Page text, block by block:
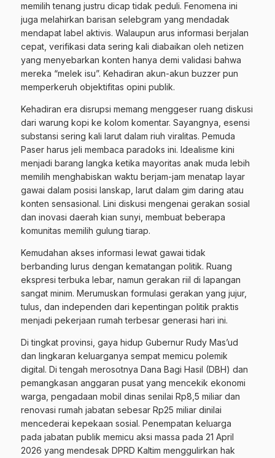
memilih tenang justru dicap tidak peduli. Fenomena ini
juga melahirkan barisan selebgram yang mendadak
mendapat label aktivis. Walaupun arus informasi berjalan
cepat, verifikasi data sering kali diabaikan oleh netizen
yang menyebarkan konten hanya demi validasi bahwa
mereka “melek isu”. Kehadiran akun-akun buzzer pun
memperkeruh objektifitas opini publik.
Kehadiran era disrupsi memang menggeser ruang diskusi
dari warung kopi ke kolom komentar. Sayangnya, esensi
substansi sering kali larut dalam riuh viralitas. Pemuda
Paser harus jeli membaca paradoks ini. Idealisme kini
menjadi barang langka ketika mayoritas anak muda lebih
memilih menghabiskan waktu berjam-jam menatap layar
gawai dalam posisi lanskap, larut dalam gim daring atau
konten sensasional. Lini diskusi mengenai gerakan sosial
dan inovasi daerah kian sunyi, membuat beberapa
komunitas memilih gulung tiarap.
Kemudahan akses informasi lewat gawai tidak
berbanding lurus dengan kematangan politik. Ruang
ekspresi terbuka lebar, namun gerakan riil di lapangan
sangat minim. Merumuskan formulasi gerakan yang jujur,
tulus, dan independen dari kepentingan politik praktis
menjadi pekerjaan rumah terbesar generasi hari ini.
Di tingkat provinsi, gaya hidup Gubernur Rudy Mas’ud
dan lingkaran keluarganya sempat memicu polemik
digital. Di tengah merosotnya Dana Bagi Hasil (DBH) dan
pemangkasan anggaran pusat yang mencekik ekonomi
warga, pengadaan mobil dinas senilai Rp8,5 miIiar dan
renovasi rumah jabatan sebesar Rp25 miIiar dinilai
mencederai kepekaan sosial. Penempatan keluarga
pada jabatan publik memicu aksi massa pada 21 April
2026 yang mendesak DPRD Kaltim menggulirkan hak